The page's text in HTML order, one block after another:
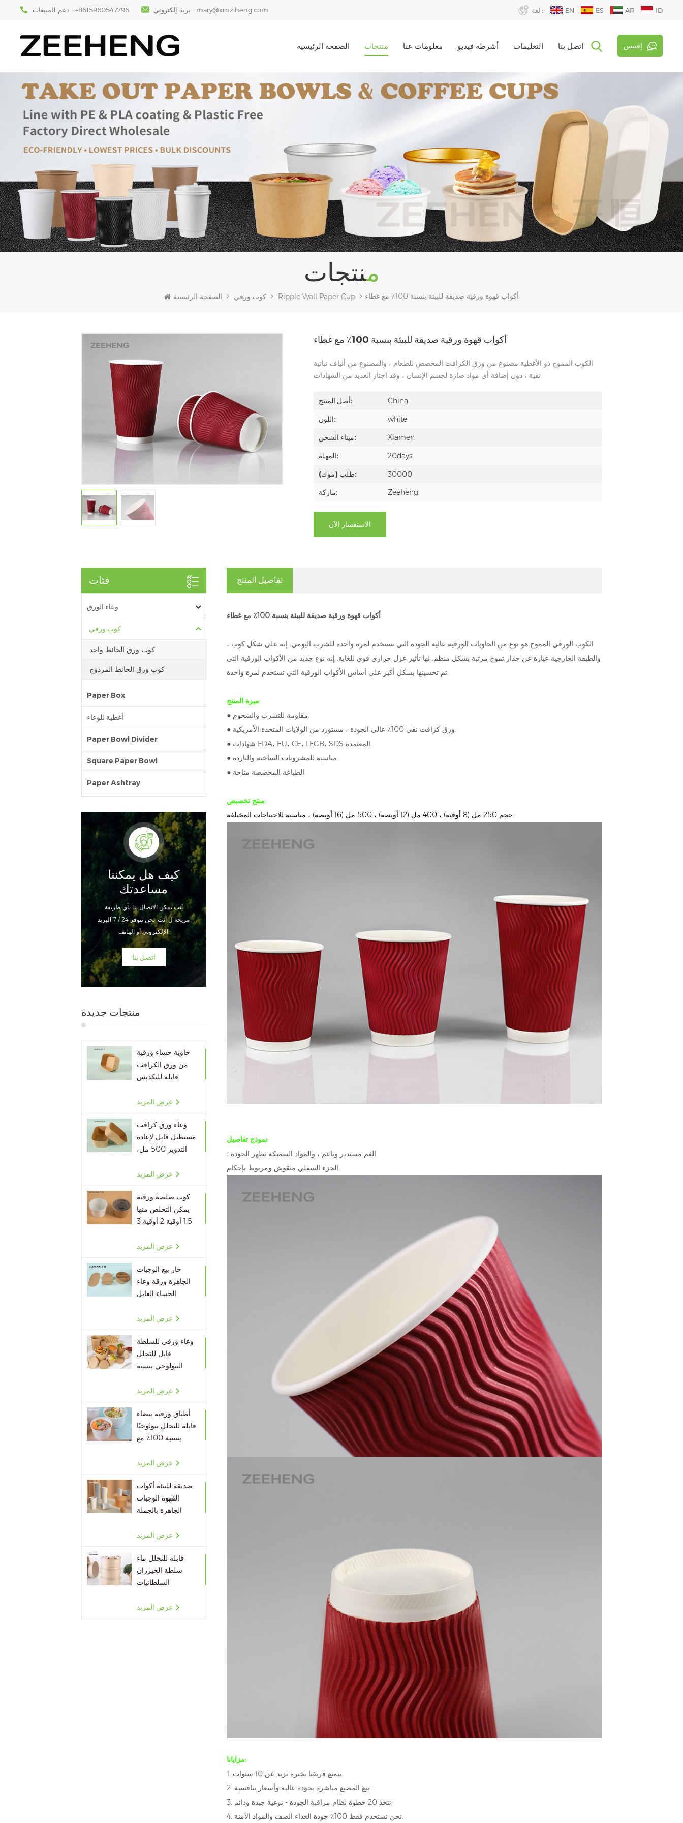
لغة : EN ES AR ID دعم المبيعات : +8615960547796 بريد إلكتروني : mary@xmziheng.com
إقتبس الصفحة الرئيسية منتجات معلومات عنا أشرطة فيديو التعليمات اتصل بنا
منتجات
الصفحة الرئيسية كوب ورقي Ripple Wall Paper Cup أكواب قهوة ورقية صديقة للبيئة بنسبة 100٪ مع غطاء
أكواب قهوة ورقية صديقة للبيئة بنسبة 100٪ مع غطاء
الكوب المموج ذو الأغطية مصنوع من ورق الكرافت المخصص للطعام ، والمصنوع من ألياف نباتية
نقية ، دون إضافة أي مواد ضارة لجسم الإنسان ، وقد اجتاز العديد من الشهادات.
أصل المنتج:
China
اللون:
white
ميناء الشحن:
Xiamen
المهلة:
20days
طلب (موك):
30000
ماركة:
Zeeheng
الاستفسار الآن
فئات
وعاء الورق
كوب ورقي
كوب ورق الحائط واحد
كوب ورق الحائط المزدوج
Paper Box
أغطية للوعاء
Paper Bowl Divider
Square Paper Bowl
Paper Ashtray
كيف هل يمكننا
مساعدتك
أنت يمكن الاتصال بنا بأي طريقة
مريحة ل أنت. نحن تتوفر 24 / 7 البريد
الإلكتروني أو الهاتف.
اتصل بنا
منتجات جديدة
حاوية حساء ورقية
من ورق الكرافت
قابلة للتكديس
عرض المزيد
وعاء ورق كرافت
مستطيل قابل لإعادة
التدوير 500 مل،
1000 مل
عرض المزيد
كوب صلصة ورقية
يمكن التخلص منها
1.5 أوقية 2 أوقية 3
عرض المزيد
حار بيع الوجبات
الجاهزة ورقة وعاء
الحساء القابل
الورق
عرض المزيد
وعاء ورقي للسلطة
قابل للتحلل
البيولوجي بنسبة
عرض المزيد
أطباق ورقية بيضاء
قابلة للتحلل بيولوجيًا
بنسبة 100٪ مع
عرض المزيد
صديقة للبيئة أكواب
القهوة الوجبات
الجاهزة بالجملة
عرض المزيد
قابلة للتحلل ماء
سلطة الخيزران
السلطانيات
عرض المزيد
تفاصيل المنتج
أكواب قهوة ورقية صديقة للبيئة بنسبة 100٪ مع غطاء
الكوب الورقي المموج هو نوع من الحاويات الورقية عالية الجودة التي تستخدم لمرة واحدة للشرب اليومي. إنه على شكل كوب ،
والطبقة الخارجية عبارة عن جدار تموج مرتبة بشكل منظم. لها تأثير عزل حراري قوي للغاية. إنه نوع جديد من الأكواب الورقية التي
تم تحسينها بشكل أكبر على أساس الأكواب الورقية التي تستخدم لمرة واحدة.
ميزة المنتج:
● مقاومة للتسرب والشحوم.
● ورق كرافت نقي 100٪ عالي الجودة ، مستورد من الولايات المتحدة الأمريكية.
● شهادات FDA، EU، CE، LFGB، SDS المعتمدة.
● مناسبة للمشروبات الساخنة والباردة.
●
الطباعة المخصصة متاحة.
منتج تخصيص
:
حجم 250 مل (8 أوقية) ، 400 مل (12 أونصة) ، 500 مل (16 أونصة) ، مناسبة للاحتياجات المختلفة.
نموذج تفاصيل
:
الفم مستدير وناعم ، والمواد السميكة تظهر الجودة ؛
الجزء السفلي منقوش ومربوط بإحكام.
مزايانا:
1. يتمتع فريقنا بخبرة تزيد عن 10 سنوات.
2. بيع المصنع مباشرة بجودة عالية وأسعار تنافسية.
3.
نتخذ 20 خطوة نظام مراقبة الجودة - نوعية جيدة ودائم;
4. نحن نستخدم فقط 100٪ جودة الغذاء الصف والمواد الآمنة.